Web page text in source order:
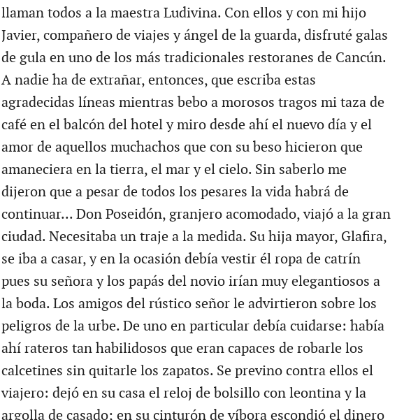
llaman todos a la maestra Ludivina. Con ellos y con mi hijo
Javier, compañero de viajes y ángel de la guarda, disfruté galas
de gula en uno de los más tradicionales restoranes de Cancún.
A nadie ha de extrañar, entonces, que escriba estas
agradecidas líneas mientras bebo a morosos tragos mi taza de
café en el balcón del hotel y miro desde ahí el nuevo día y el
amor de aquellos muchachos que con su beso hicieron que
amaneciera en la tierra, el mar y el cielo. Sin saberlo me
dijeron que a pesar de todos los pesares la vida habrá de
continuar... Don Poseidón, granjero acomodado, viajó a la gran
ciudad. Necesitaba un traje a la medida. Su hija mayor, Glafira,
se iba a casar, y en la ocasión debía vestir él ropa de catrín
pues su señora y los papás del novio irían muy elegantiosos a
la boda. Los amigos del rústico señor le advirtieron sobre los
peligros de la urbe. De uno en particular debía cuidarse: había
ahí rateros tan habilidosos que eran capaces de robarle los
calcetines sin quitarle los zapatos. Se previno contra ellos el
viajero: dejó en su casa el reloj de bolsillo con leontina y la
argolla de casado; en su cinturón de víbora escondió el dinero